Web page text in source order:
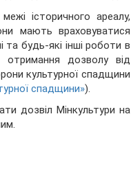
історичного ареалу,
мають враховуватися
та будь-які інші роботи в
отримання дозволу від
культурної спадщини
спадщини»).
дозвіл Мінкультури на